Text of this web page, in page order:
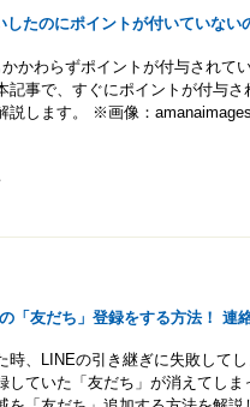
たのにポイントが付いていない
かわらずポイントが付与されて
記事で、すぐにポイントが付与
説します。 ※画像：amanaimages
「友だち」登録をする方法！ 連
時、LINEの引き継ぎに失敗して
ていた「友だち」が消えてしま